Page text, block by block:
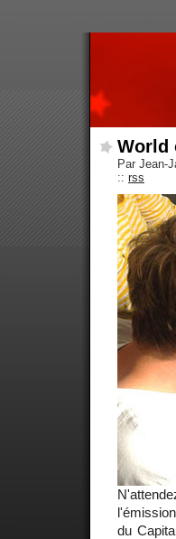
World
Par Jean-
:: rss
du